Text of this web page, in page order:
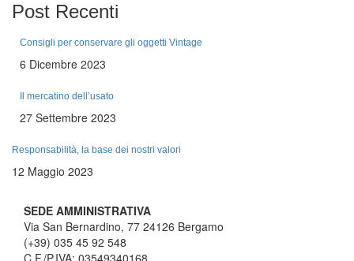
Post Recenti
Consigli per conservare gli oggetti Vintage
6 Dicembre 2023
Il mercatino dell’usato
27 Settembre 2023
Responsabilità, la base dei nostri valori
12 Maggio 2023
SEDE AMMINISTRATIVA
Via San Bernardino, 77 24126 Bergamo
(+39) 035 45 92 548